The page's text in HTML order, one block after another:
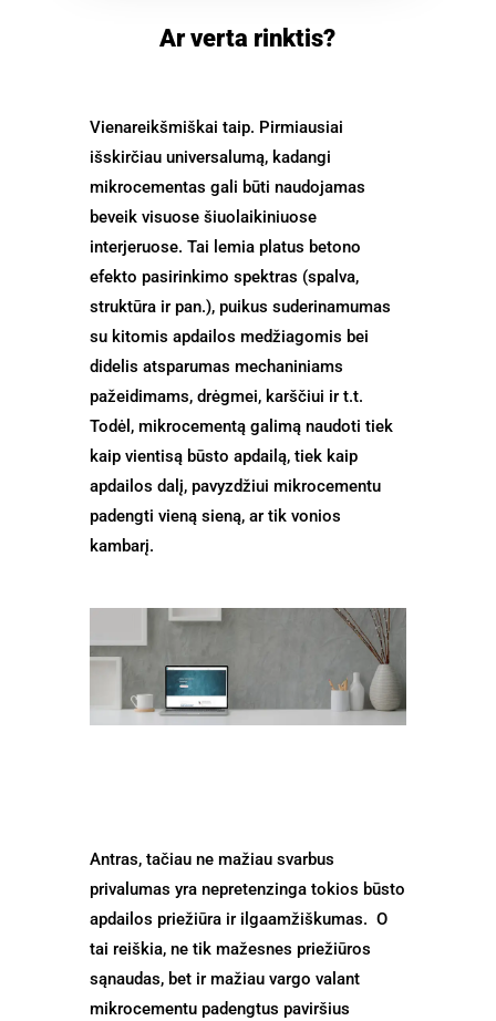
Ar verta rinktis?
Vienareikšmiškai taip. Pirmiausiai
išskirčiau universalumą, kadangi
mikrocementas gali būti naudojamas
beveik visuose šiuolaikiniuose
interjeruose. Tai lemia platus betono
efekto pasirinkimo spektras (spalva,
struktūra ir pan.), puikus suderinamumas
su kitomis apdailos medžiagomis bei
didelis atsparumas mechaniniams
pažeidimams, drėgmei, karščiui ir t.t.
Todėl, mikrocementą galimą naudoti tiek
kaip vientisą būsto apdailą, tiek kaip
apdailos dalį, pavyzdžiui mikrocementu
padengti vieną sieną, ar tik vonios
kambarį.
Antras, tačiau ne mažiau svarbus
privalumas yra nepretenzinga tokios būsto
apdailos priežiūra ir ilgaamžiškumas. O
tai reiškia, ne tik mažesnes priežiūros
sąnaudas, bet ir mažiau vargo valant
mikrocementu padengtus paviršius